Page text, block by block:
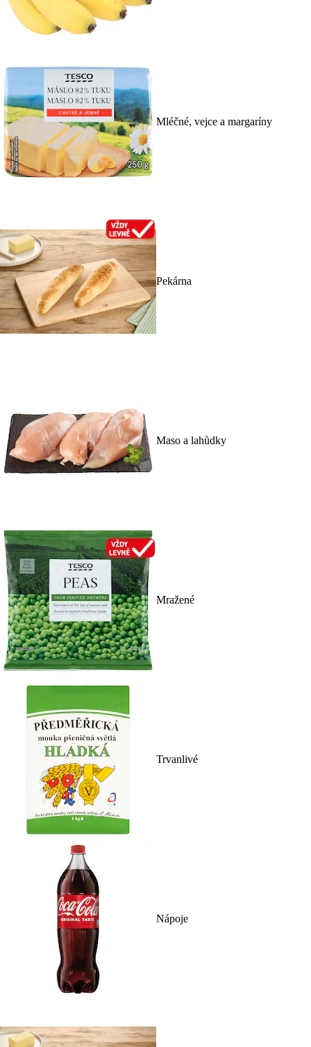
Mléčné, vejce a margaríny
Pekárna
Maso a lahůdky
Mražené
Trvanlivé
Nápoje